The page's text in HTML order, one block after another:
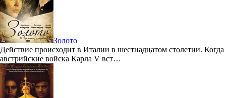
Золото
Действие происходит в Италии в шестнадцатом столетии. Когда
австрийские войска Карла V вст…